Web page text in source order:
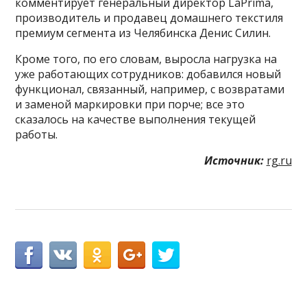
производитель и продавец домашнего текстиля
премиум сегмента из Челябинска Денис Силин.
Кроме того, по его словам, выросла нагрузка на
уже работающих сотрудников: добавился новый
функционал, связанный, например, с возвратами
и заменой маркировки при порче; все это
сказалось на качестве выполнения текущей
работы.
Источник: rg.ru